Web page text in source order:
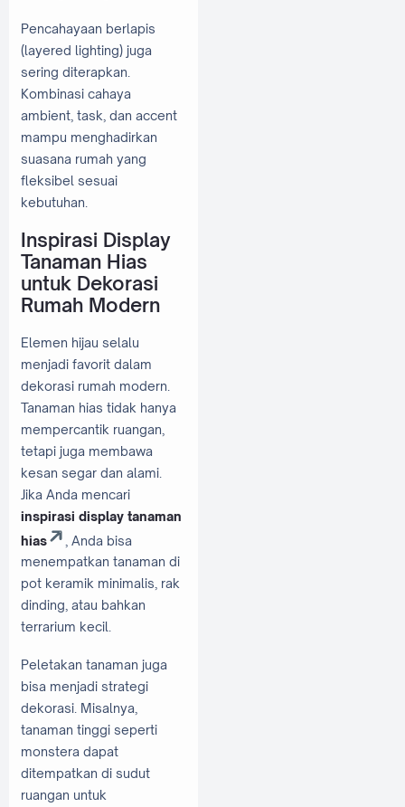
Pencahayaan berlapis
(layered lighting) juga
sering diterapkan.
Kombinasi cahaya
ambient, task, dan accent
mampu menghadirkan
suasana rumah yang
fleksibel sesuai
kebutuhan.
Inspirasi Display
Tanaman Hias
untuk Dekorasi
Rumah Modern
Elemen hijau selalu
menjadi favorit dalam
dekorasi rumah modern.
Tanaman hias tidak hanya
mempercantik ruangan,
tetapi juga membawa
kesan segar dan alami.
Jika Anda mencari
inspirasi display tanaman
hias
, Anda bisa
menempatkan tanaman di
pot keramik minimalis, rak
dinding, atau bahkan
terrarium kecil.
Peletakan tanaman juga
bisa menjadi strategi
dekorasi. Misalnya,
tanaman tinggi seperti
monstera dapat
ditempatkan di sudut
ruangan untuk